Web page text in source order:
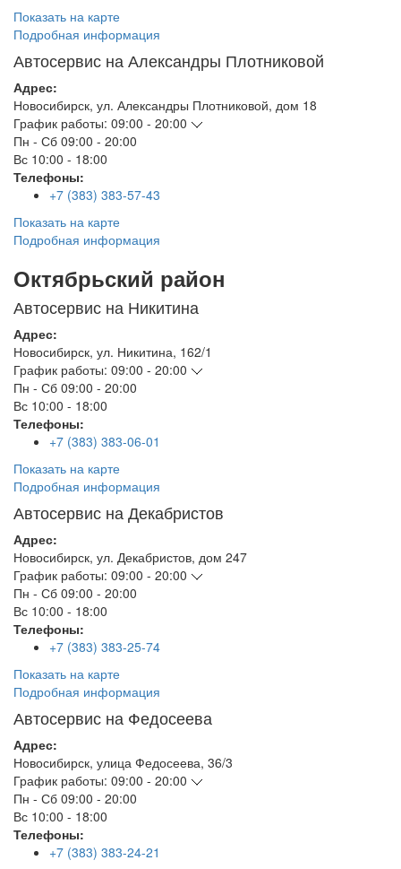
Показать на карте
Подробная информация
Автосервис на Александры Плотниковой
Адрес:
Новосибирск, ул. Александры Плотниковой, дом 18
График работы: 09:00 - 20:00
Пн - Сб 09:00 - 20:00
Вс 10:00 - 18:00
Телефоны:
+7 (383) 383-57-43
Показать на карте
Подробная информация
Октябрьский район
Автосервис на Никитина
Адрес:
Новосибирск, ул. Никитина, 162/1
График работы: 09:00 - 20:00
Пн - Сб 09:00 - 20:00
Вс 10:00 - 18:00
Телефоны:
+7 (383) 383-06-01
Показать на карте
Подробная информация
Автосервис на Декабристов
Адрес:
Новосибирск, ул. Декабристов, дом 247
График работы: 09:00 - 20:00
Пн - Сб 09:00 - 20:00
Вс 10:00 - 18:00
Телефоны:
+7 (383) 383-25-74
Показать на карте
Подробная информация
Автосервис на Федосеева
Адрес:
Новосибирск, улица Федосеева, 36/3
График работы: 09:00 - 20:00
Пн - Сб 09:00 - 20:00
Вс 10:00 - 18:00
Телефоны:
+7 (383) 383-24-21